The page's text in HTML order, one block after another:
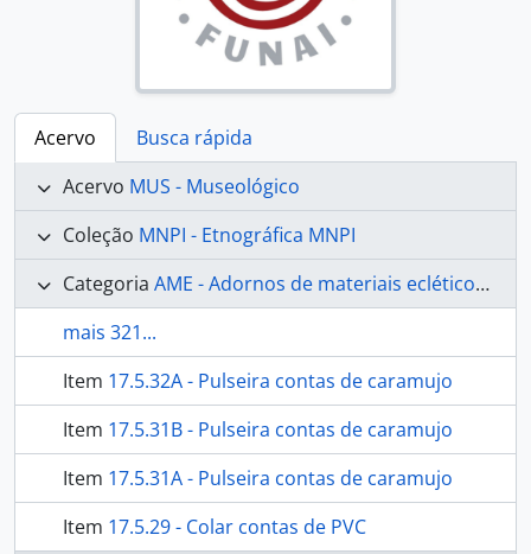
Acervo
Busca rápida
Acervo MUS - Museológico
Coleção MNPI - Etnográfica MNPI
Categoria AME - Adornos de materiais ecléticos, indumentária e toucador
mais 321...
Item 17.5.32A - Pulseira contas de caramujo
Item 17.5.31B - Pulseira contas de caramujo
Item 17.5.31A - Pulseira contas de caramujo
Item 17.5.29 - Colar contas de PVC